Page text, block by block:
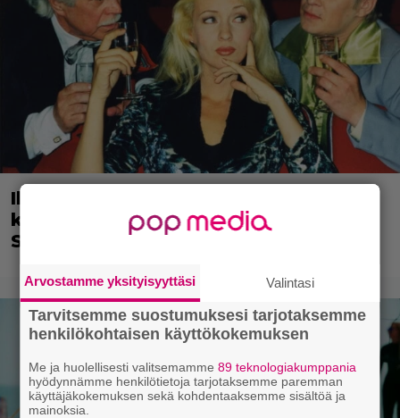
Illalla tv:ssä: Uuno-elokuva jossa
käytettiin tietokonegrafiikkaa?
Sellainen tehtiin vuonna 1998
Arvostamme yksityisyyttäsi Valintasi
Tarvitsemme suostumuksesi tarjotaksemme
henkilökohtaisen käyttökokemuksen
Me ja huolellisesti valitsemamme89 teknologiakumppania
hyödynnämme henkilötietoja tarjotaksemme paremman
käyttäjäkokemuksen sekä kohdentaaksemme sisältöä ja
mainoksia.